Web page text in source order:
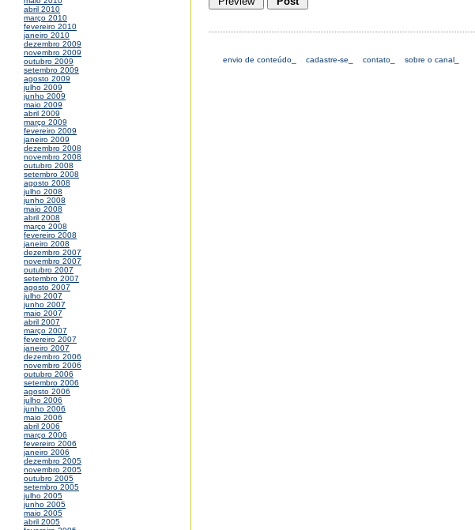
abril 2010
março 2010
fevereiro 2010
janeiro 2010
dezembro 2009
novembro 2009
outubro 2009
setembro 2009
agosto 2009
julho 2009
junho 2009
maio 2009
abril 2009
março 2009
fevereiro 2009
janeiro 2009
dezembro 2008
novembro 2008
outubro 2008
setembro 2008
agosto 2008
julho 2008
junho 2008
maio 2008
abril 2008
março 2008
fevereiro 2008
janeiro 2008
dezembro 2007
novembro 2007
outubro 2007
setembro 2007
agosto 2007
julho 2007
junho 2007
maio 2007
abril 2007
março 2007
fevereiro 2007
janeiro 2007
dezembro 2006
novembro 2006
outubro 2006
setembro 2006
agosto 2006
julho 2006
junho 2006
maio 2006
abril 2006
março 2006
fevereiro 2006
janeiro 2006
dezembro 2005
novembro 2005
outubro 2005
setembro 2005
julho 2005
junho 2005
maio 2005
abril 2005
envio de conteúdo_ cadastre-se_ contato_ sobre o canal_